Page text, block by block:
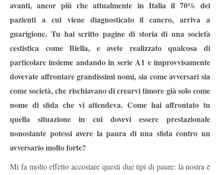
avanti, ancor più che attualmente in Italia il 70% dei
pazienti a cui viene diagnosticato il cancro, arriva a
guarigione. Tu hai scritto pagine di storia di una società
cestistica come Biella, e avete realizzato qualcosa di
particolare insieme andando in serie A1 e improvvisamente
dovevate affrontare grandissimi nomi, sia come avversari sia
come società, che rischiavano di crearvi timore già solo come
nome di sfida che vi attendeva. Come hai affrontato tu
quella situazione in cui dovevi essere prestazionale
nonostante potessi avere la paura di una sfida contro un
avversario molto forte?
Mi fa molto effetto accostare questi due tipi di paure: la nostra è